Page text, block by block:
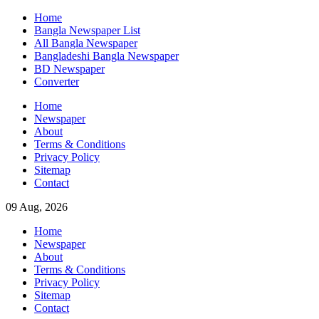
Skip
content
Home
Bangla Newspaper List
All Bangla Newspaper
Bangladeshi Bangla Newspaper
BD Newspaper
Converter
Home
Newspaper
About
Terms & Conditions
Privacy Policy
Sitemap
Contact
09 Aug, 2026
Home
Newspaper
About
Terms & Conditions
Privacy Policy
Sitemap
Contact